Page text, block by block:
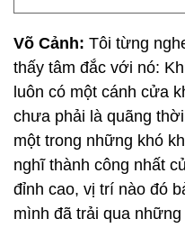
Võ Cảnh: Tôi từng
thấy tâm đắc với nó:
luôn có một cánh cửa
chưa phải là quãng
một trong những khó
nghĩ thành công nhất
đỉnh cao, vị trí nào đó
mình đã trải qua